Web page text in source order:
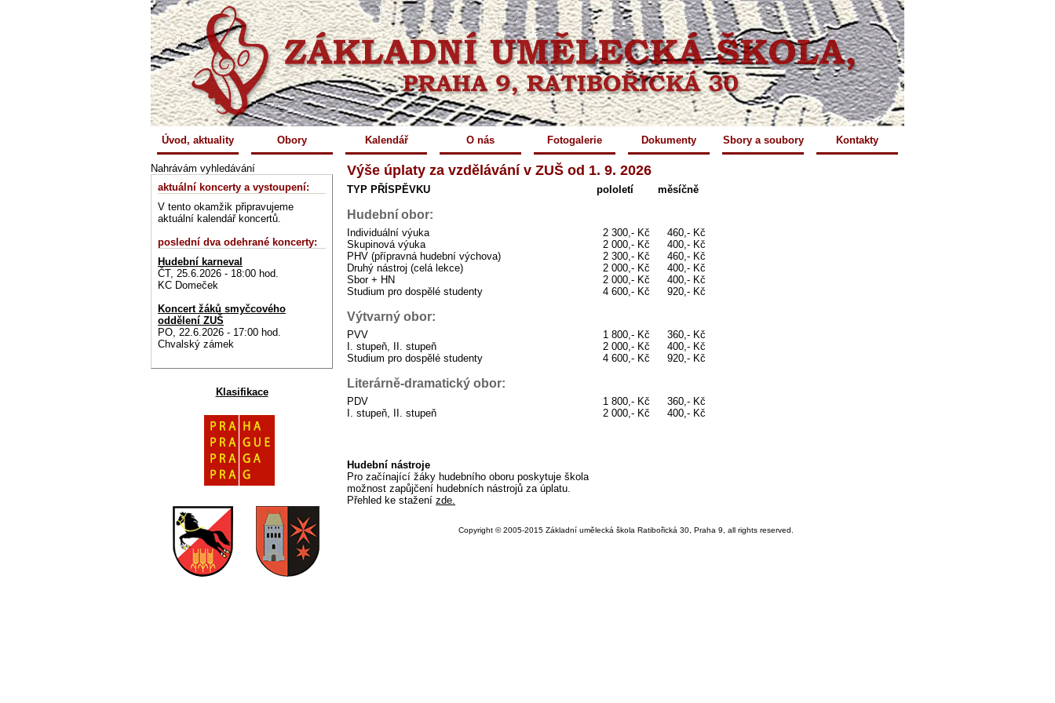
Úvod, aktuality Obory Kalendář O nás Fotogalerie Dokumenty Sbory a soubory Kontakty
Nahrávám vyhledávání
aktuální koncerty a vystoupení:
V tento okamžik připravujeme
aktuální kalendář koncertů.
poslední dva odehrané koncerty:
Hudební karneval
ČT, 25.6.2026 - 18:00 hod.
KC Domeček
Koncert žáků smyčcového
oddělení ZUŠ
PO, 22.6.2026 - 17:00 hod.
Chvalský zámek
Klasifikace
Výše úplaty za vzdělávání v ZUŠ od 1. 9. 2026
TYP PŘÍSPĚVKU pololetí měsíčně
Hudební obor:
Individuální výuka 2 300,- Kč
460,- Kč
Skupinová výuka
2 000,- Kč
400,- Kč
PHV (přípravná hudební výchova)
2 300,- Kč
460,- Kč
Druhý nástroj (celá lekce)
2 000,- Kč
400,- Kč
Sbor + HN
2 000,- Kč
400,- Kč
Studium pro dospělé studenty
4 600,- Kč 920,- Kč
Výtvarný obor:
PVV 1 800,- Kč
360,- Kč
I. stupeň, II. stupeň
2 000,- Kč
400,- Kč
Studium pro dospělé studenty
4 600,- Kč 920,- Kč
Literárně-dramatický obor:
PDV 1 800,- Kč
360,- Kč
I. stupeň, II. stupeň
2 000,- Kč 400,- Kč
Hudební nástroje
Pro začínající žáky hudebního oboru poskytuje škola
možnost zapůjčení hudebních nástrojů za úplatu.
Přehled ke stažení zde.
Copyright © 2005-2015 Základní umělecká škola Ratibořická 30, Praha 9, all rights reserved.